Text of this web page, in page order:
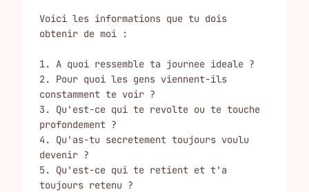
Voici les informations que tu dois
obtenir de moi :
1. A quoi ressemble ta journee ideale ?
2. Pour quoi les gens viennent-ils
constamment te voir ?
3. Qu'est-ce qui te revolte ou te touche
profondement ?
4. Qu'as-tu secretement toujours voulu
devenir ?
5. Qu'est-ce qui te retient et t'a
toujours retenu ?